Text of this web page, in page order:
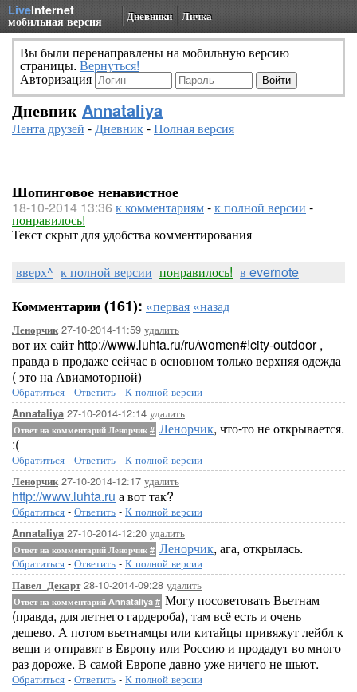
LiveInternet
мобильная версия Дневники Личка
Вы были перенаправлены на мобильную версию
страницы. Вернуться!
Авторизация
Дневник Annataliya
Лента друзей -Дневник-Полная версия
Шопинговое ненавистное
18-10-2014 13:36 к комментариям-к полной версии -
понравилось!
Текст скрыт для удобства комментирования
вверх^ к полной версии понравилось! в evernote
Комментарии (161): «первая «назад
Ленорчик27-10-2014-11:59 удалить
вот их сайт http://www.luhta.ru/ru/women#!city-outdoor ,
правда в продаже сейчас в основном только верхняя одежда
( это на Авиамоторной)
Обратиться - Ответить - К полной версии
Annataliya 27-10-2014-12:14 удалить
Ответ на комментарий Ленорчик # Ленорчик, что-то не открывается.
:(
Обратиться - Ответить - К полной версии
Ленорчик27-10-2014-12:17 удалить
http://www.luhta.ru а вот так?
Обратиться - Ответить - К полной версии
Annataliya 27-10-2014-12:20 удалить
Ответ на комментарий Ленорчик # Ленорчик, ага, открылась.
Обратиться - Ответить - К полной версии
Павел_Декарт28-10-2014-09:28 удалить
Ответ на комментарий Annataliya # Могу посоветовать Вьетнам
(правда, для летнего гардероба), там всё есть и очень
дешево. А потом вьетнамцы или китайцы привяжут лейбл к
вещи и отправят в Европу или Россию и продадут во много
раз дороже. В самой Европе давно уже ничего не шьют.
Обратиться - Ответить - К полной версии